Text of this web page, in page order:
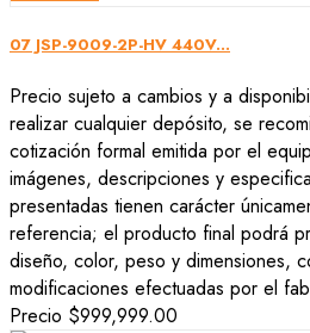
07 JSP-9009-2P-HV 440V...
Precio sujeto a cambios y a
realizar cualquier depósito, se
cotización formal emitida por el
imágenes, descripciones y
presentadas tienen carácter
referencia; el producto final podrá
diseño, color, peso y dimensiones,
modificaciones efectuadas por el
Precio $999,999.00